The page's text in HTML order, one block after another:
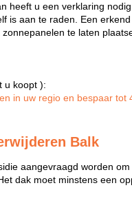
heeft u een verklaring
is aan te raden. Een
te laten
u koopt ):
in uw regio en bespaar tot
Balk
aangevraagd worden
dak moet minstens een